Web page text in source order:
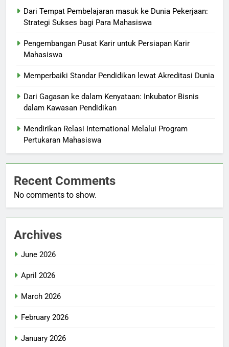
Dari Tempat Pembelajaran masuk ke Dunia Pekerjaan:
Strategi Sukses bagi Para Mahasiswa
Pengembangan Pusat Karir untuk Persiapan Karir
Mahasiswa
Memperbaiki Standar Pendidikan lewat Akreditasi Dunia
Dari Gagasan ke dalam Kenyataan: Inkubator Bisnis
dalam Kawasan Pendidikan
Mendirikan Relasi International Melalui Program
Pertukaran Mahasiswa
Recent Comments
No comments to show.
Archives
June 2026
April 2026
March 2026
February 2026
January 2026